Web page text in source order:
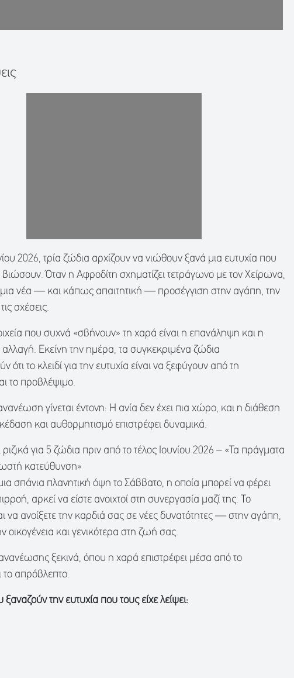
2026, τρία ζώδια αρχίζουν να νιώθουν ξανά μια ευτυχία που
βιώσουν. Όταν η Αφροδίτη σχηματίζει τετράγωνο με τον Χείρωνα,
μια νέα — και κάπως απαιτητική — προσέγγιση στην αγάπη, την
σχέσεις.
που συχνά «σβήνουν» τη χαρά είναι η επανάληψη και η
αλλαγή. Εκείνη την ημέρα, τα συγκεκριμένα ζώδια
ότι το κλειδί για την ευτυχία είναι να ξεφύγουν από τη
το προβλέψιμο.
γίνεται έντονη: Η ανία δεν έχει πια χώρο, και η διάθεση
και αυθορμητισμό επιστρέφει δυναμικά.
για 5 ζώδια πριν από το τέλος Ιουνίου 2026 – «Τα πράγματα
κατεύθυνση»
σπάνια πλανητική όψη το Σάββατο, η οποία μπορεί να φέρει
αρκεί να είστε ανοιχτοί στη συνεργασία μαζί της. Το
να ανοίξετε την καρδιά σας σε νέες δυνατότητες — στην αγάπη,
οικογένεια και γενικότερα στη ζωή σας.
ξεκινά, όπου η χαρά επιστρέφει μέσα από το
το απρόβλεπτο.
την ευτυχία που τους είχε λείψει: